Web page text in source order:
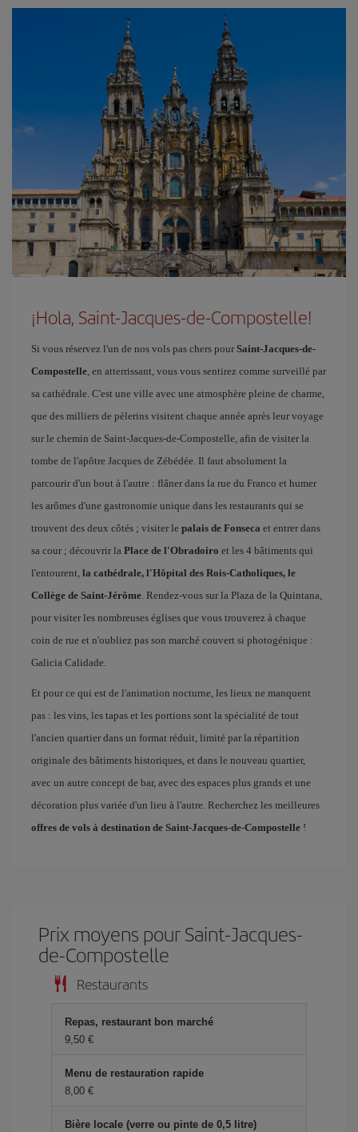
¡Hola, Saint-Jacques-de-Compostelle!
Si vous réservez l'un de nos vols pas chers pour Saint-Jacques-de-
Compostelle, en atterrissant, vous vous sentirez comme surveillé par
sa cathédrale. C'est une ville avec une atmosphère pleine de charme,
que des milliers de pèlerins visitent chaque année après leur voyage
sur le chemin de Saint-Jacques-de-Compostelle, afin de visiter la
tombe de l'apôtre Jacques de Zébédée. Il faut absolument la
parcourir d'un bout à l'autre : flâner dans la rue du Franco et humer
les arômes d'une gastronomie unique dans les restaurants qui se
trouvent des deux côtés ; visiter le palais de Fonseca et entrer dans
sa cour ; découvrir la Place de l'Obradoiro et les 4 bâtiments qui
l'entourent, la cathédrale, l'Hôpital des Rois-Catholiques, le
Collège de Saint-Jérôme. Rendez-vous sur la Plaza de la Quintana,
pour visiter les nombreuses églises que vous trouverez à chaque
coin de rue et n'oubliez pas son marché couvert si photogénique :
Galicia Calidade.
Et pour ce qui est de l'animation nocturne, les lieux ne manquent
pas : les vins, les tapas et les portions sont la spécialité de tout
l'ancien quartier dans un format réduit, limité par la répartition
originale des bâtiments historiques, et dans le nouveau quartier,
avec un autre concept de bar, avec des espaces plus grands et une
décoration plus variée d'un lieu à l'autre. Recherchez les meilleures
offres de vols à destination de Saint-Jacques-de-Compostelle !
Prix ​​moyens pour Saint-Jacques-
de-Compostelle
Restaurants
Repas, restaurant bon marché
9,50 €
Menu de restauration rapide
8,00 €
Bière locale (verre ou pinte de 0,5 litre)